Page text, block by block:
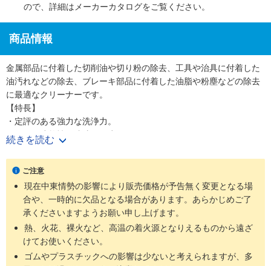
ので、詳細は メーカーカタログをご覧ください。
商品情報
金属部品に付着した切削油や切り粉の除去、工具や治具に付着した
油汚れなどの除去、ブレーキ部品に付着した油脂や粉塵などの除去
に最適なクリーナーです。
【特長】
・定評のある強力な洗浄力。
・優れた速乾性と跡残りの少なさ。
・有機溶剤中毒予防規則（有機則）の対象となる有機溶剤を含まな
い有機則適用除外品で低毒性です。
【用途】
・シリンダーやベアリングなど、金属部品のオイルやグリスの洗浄
・金型部品加工時の切削油や切り粉の除去
・金型の潤滑油やワックス、防錆剤の洗浄
・治具や工具の油汚れの洗浄
・ブレーキライニングやブレーキドラム、ディスクに付着した油脂
類、粉塵、カーボン等の汚れの除去
続きを読む
ご注意
現在中東情勢の影響により販売価格が予告無く変更となる場
合や、一時的に欠品となる場合があります。あらかじめご了
承くださいますようお願い申し上げます。
熱、火花、裸火など、高温の着火源となりえるものから遠ざ
けてお使いください。
ゴムやプラスチックへの影響は少ないと考えられますが、多